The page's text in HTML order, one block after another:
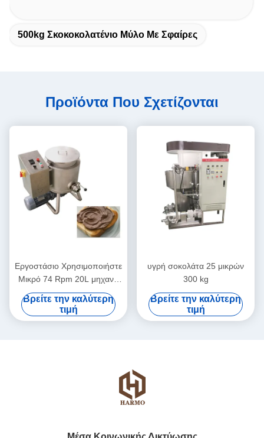
500kg Σκοκοκολατένιο Μύλο Με Σφαίρες
Προϊόντα Που Σχετίζονται
Εργοστάσιο Χρησιμοποιήστε
Μικρό 74 Rpm 20L μηχανή
διάχυσης σοκολάτας
Βρείτε την καλύτερη
τιμή
υγρή σοκολάτα 25 μικρών
300 kg
Βρείτε την καλύτερη
τιμή